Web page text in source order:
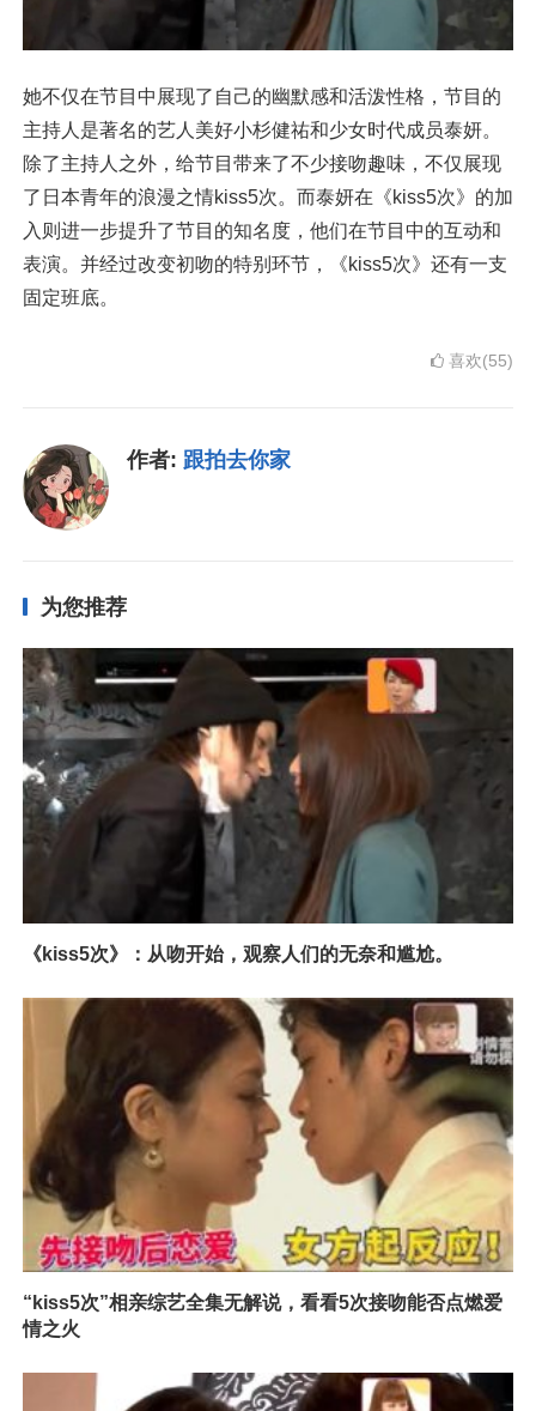
她不仅在节目中展现了自己的幽默感和活泼性格，节目的
主持人是著名的艺人美好小杉健祐和少女时代成员泰妍。
除了主持人之外，给节目带来了不少接吻趣味，不仅展现
了日本青年的浪漫之情kiss5次。而泰妍在《kiss5次》的加
入则进一步提升了节目的知名度，他们在节目中的互动和
表演。并经过改变初吻的特别环节，《kiss5次》还有一支
固定班底。
喜欢(55)
作者: 跟拍去你家
为您推荐
《kiss5次》：从吻开始，观察人们的无奈和尴尬。
“kiss5次”相亲综艺全集无解说，看看5次接吻能否点燃爱
情之火